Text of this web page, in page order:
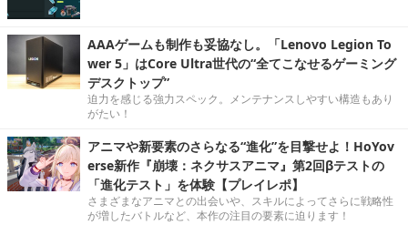
AAAゲームも制作も妥協なし。「Lenovo Legion To
wer 5」はCore Ultra世代の“全てこなせるゲーミング
デスクトップ”
迫力を感じる強力スペック。メンテナンスしやすい構造もあり
がたい！
アニマや新要素のさらなる“進化”を目撃せよ！HoYov
erse新作『崩壊：ネクサスアニマ』第2回βテストの
「進化テスト」を体験【プレイレポ】
さまざまなアニマとの出会いや、スキルによってさらに戦略性
が増したバトルなど、本作の注目の要素に迫ります！